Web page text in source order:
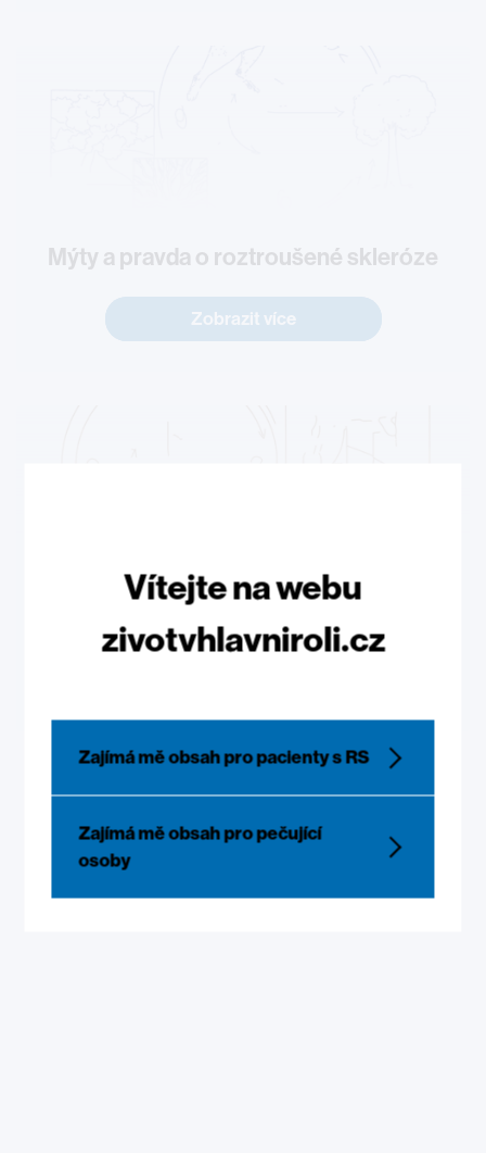
Mýty a pravda o roztroušené skleróze
Zobrazit více
Vítejte na webu
zivotvhlavniroli.cz
Zajímá mě obsah pro pacienty s RS
Zajímá mě obsah pro pečující
osoby